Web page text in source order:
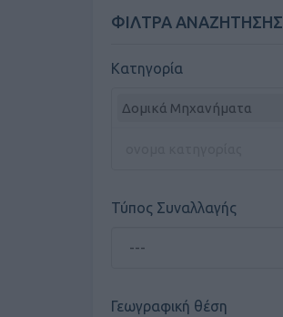
ΦΙΛΤΡΑ ΑΝΑΖΗΤΗΣΗΣ
Κατηγορία
Δομικά Μηχανήματα
Τύπος Συναλλαγής
Γεωγραφική θέση